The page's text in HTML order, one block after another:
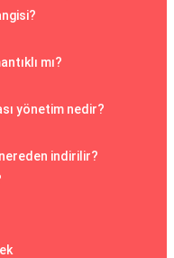
mı?
yönetim nedir?
indirilir?